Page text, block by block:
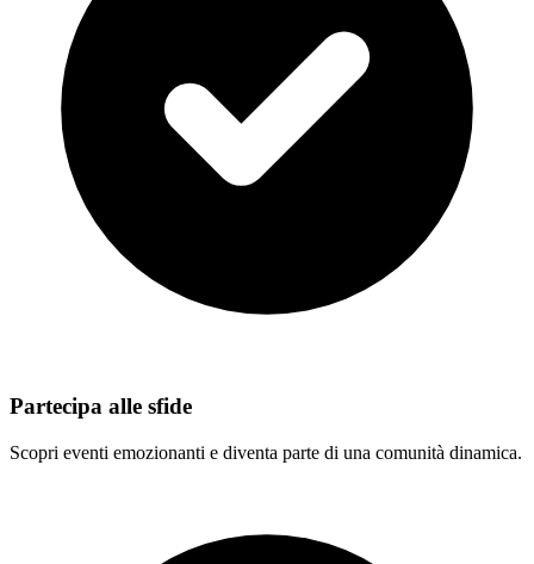
Partecipa alle sfide
Scopri eventi emozionanti e diventa parte di una comunità dinamica.